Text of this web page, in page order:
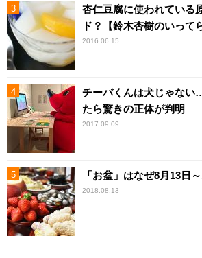
杏仁豆腐に使われている
ド？【鈴木杏樹のいって
2016.06.15
チーバくんは犬じゃな
たら驚きの正体が判明
2017.09.09
「お盆」はなぜ8月13日
2018.08.13